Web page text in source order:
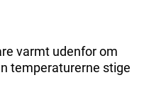
varmt udenfor om
temperaturerne stige